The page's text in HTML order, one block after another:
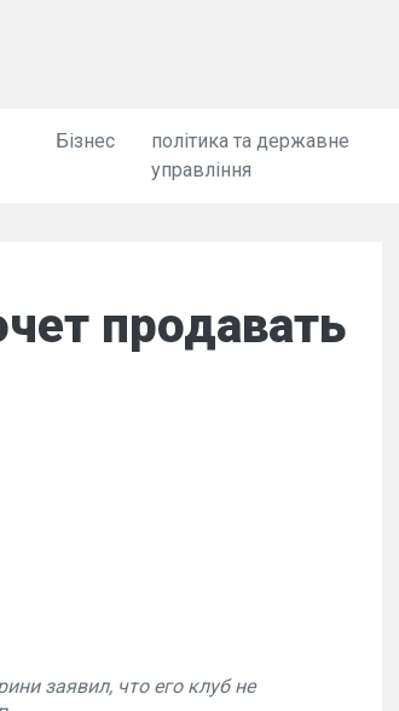
Бізнес
політика та державне
управління
продавать
заявил, что его клуб не